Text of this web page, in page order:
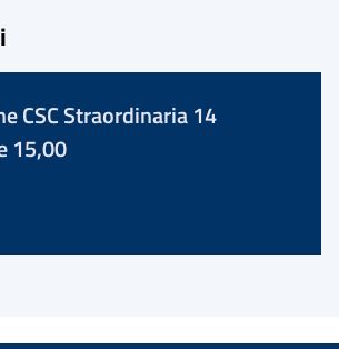
CSC Straordinaria 14
15,00